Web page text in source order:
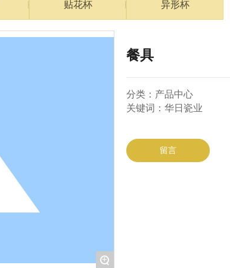
贴花杯 异形杯
+
餐具
分类：产品中心
关键词：华日瓷业
留言